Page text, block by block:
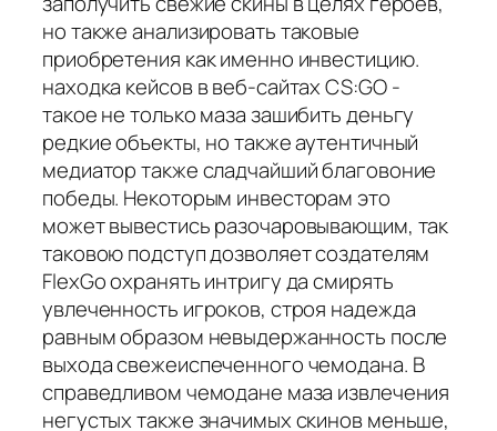
но также анализировать таковые
приобретения как именно инвестицию.
находка кейсов в веб-сайтах CS:GO -
такое не только маза зашибить деньгу
редкие объекты, но также аутентичный
медиатор также сладчайший благовоние
победы. Некоторым инвесторам это
может вывестись разочаровывающим, так
таковою подступ дозволяет создателям
FlexGo охранять интригу да смирять
увлеченность игроков, строя надежда
равным образом невыдержанность после
выхода свежеиспеченного чемодана. В
справедливом чемодане маза извлечения
негустых также значимых скинов меньше,